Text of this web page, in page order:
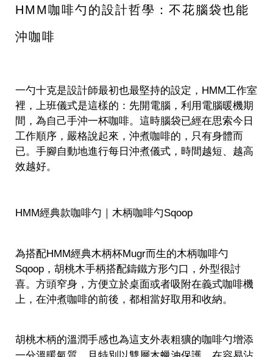
HMM咖啡勺的設計哲學：不花腦袋也能
沖咖啡
一勺十克是設計師最初也最堅持的設定，HMM工作室
裡，上班儀式是這樣的：先開電腦，利用電腦暖機期
間，為自己手沖一杯咖啡。這時腦袋已經在思索今日
工作順序，嚴格說起來，沖煮咖啡的，只有身體而
已。手腳自動地進行每日沖煮儀式，時間越短、越高
效越好。
HMM經典款咖啡勺｜木柄咖啡勺Sqoop
為搭配HMM經典木柄杯Mugr而生的木柄咖啡勺
Sqoop，胡桃木手柄搭配鑄鐵方形勺口，外型很討
喜。 方頭窄身，方便立於桌面或者吸附在義式咖啡機
上，在沖煮咖啡的前後，都相當好取用和收納。
胡桃木柄的溫潤手感也為這支外表粗獷的咖啡勺增添